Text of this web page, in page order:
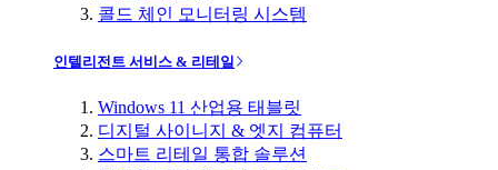
콜드 체인 모니터링 시스템
인텔리전트 서비스 & 리테일
Windows 11 산업용 태블릿
디지털 사이니지 & 엣지 컴퓨터
스마트 리테일 통합 솔루션